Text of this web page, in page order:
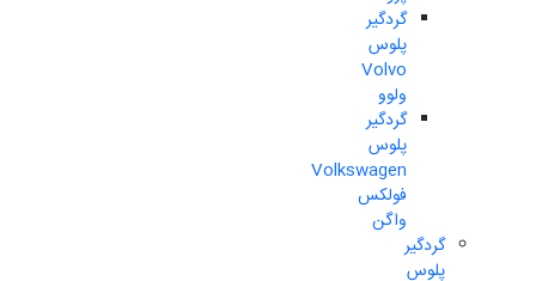
گردگیر
پلوس
Volvo
ولوو
گردگیر
پلوس
Volkswagen
فولکس
واگن
گردگیر
پلوس